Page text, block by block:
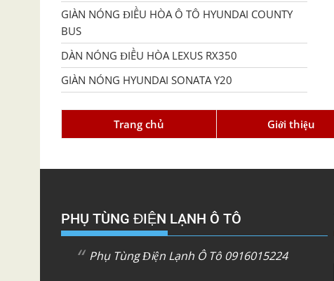
GIÀN NÓNG ĐIỀU HÒA Ô TÔ HYUNDAI COUNTY
BUS
DÀN NÓNG ĐIỀU HÒA LEXUS RX350
GIÀN NÓNG HYUNDAI SONATA Y20
Trang chủ Giới thiệu
PHỤ TÙNG ĐIỆN LẠNH Ô TÔ
Phụ Tùng Điện Lạnh Ô Tô 0916015224